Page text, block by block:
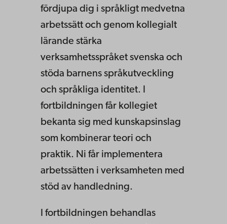
fördjupa dig i språkligt medvetna
arbetssätt och genom kollegialt
lärande stärka
verksamhetsspråket svenska och
stöda barnens språkutveckling
och språkliga identitet. I
fortbildningen får kollegiet
bekanta sig med kunskapsinslag
som kombinerar teori och
praktik. Ni får implementera
arbetssätten i verksamheten med
stöd av handledning.
I fortbildningen behandlas